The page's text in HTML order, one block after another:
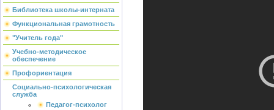
Библиотека школы-интерната
Функциональная грамотность
"Учитель года"
Учебно-методическое
обеспечение
Профориентация
Социально-психологическая
служба
Педагог-психолог